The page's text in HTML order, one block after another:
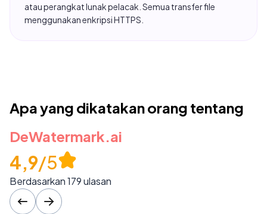
atau perangkat lunak pelacak. Semua transfer file
menggunakan enkripsi HTTPS.
Apa yang dikatakan orang tentang
DeWatermark.ai
4,9/5
Berdasarkan 179 ulasan
Cameron Williamson
10 Nov, 2023
terakhir dan telah menghemat waktu berhari-hari
cepat mendeteksi tanda air dan Anda dapat
menghapusnya semua dengan satu kali tekan
tombol!